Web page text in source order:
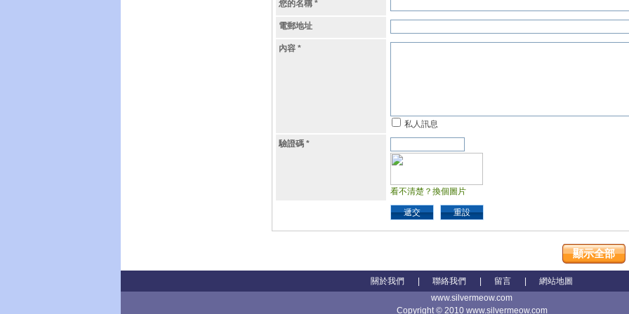
您的名稱 *
電郵地址
內容 *
私人訊息
驗證碼 *
看不清楚？換個圖片
遞交 重設
顯示全部
關於我們 聯絡我們 留言
網站地圖
www.silvermeow.com
Copyright © 2010 www.silvermeow.com